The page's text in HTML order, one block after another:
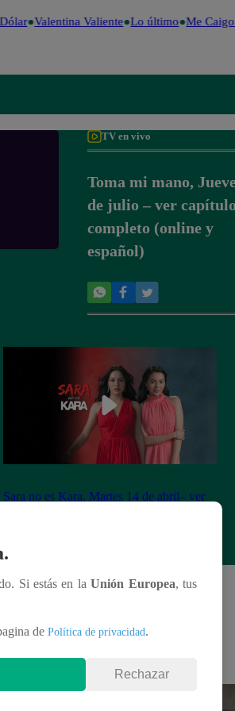
Valentina Valiente Lo último Me Caigo
TV en vivo
Toma mi mano,
de julio – ver
completo (online y
español)
Sara no es Kara, Martes 14 de abril– ver
Si estás en laUnión Europea, tus
de Política de privacidad.
Rechazar